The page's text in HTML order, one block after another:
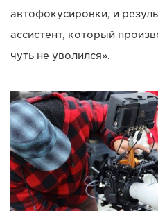
автофокусировки, и
ассистент, который
чуть не уволился».